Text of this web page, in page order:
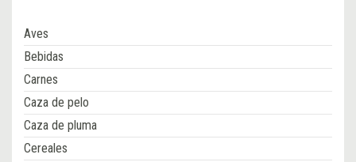
Aves
Bebidas
Carnes
Caza de pelo
Caza de pluma
Cereales